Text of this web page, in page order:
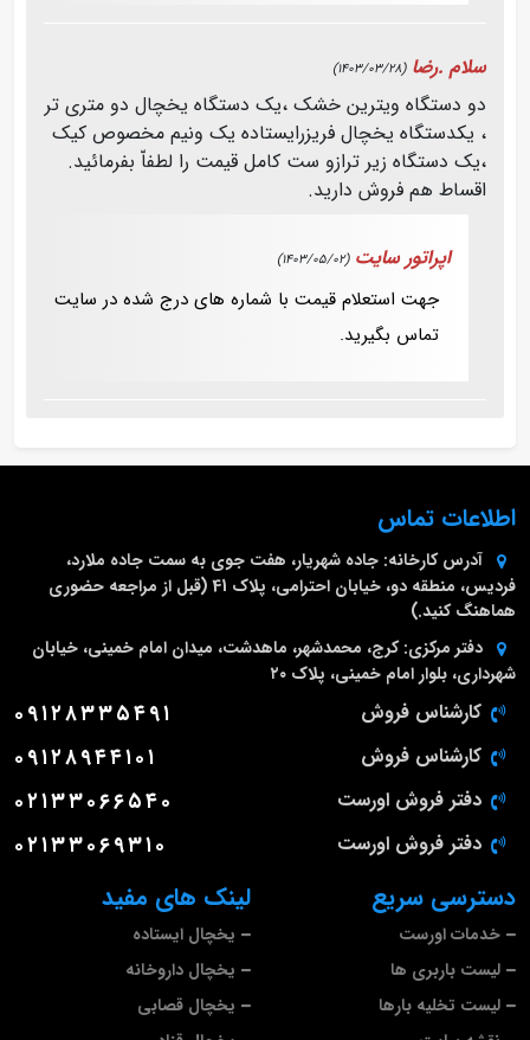
سلام .رضا (1403/03/28)
دو دستگاه ویترین خشک ،یک دستگاه یخچال دو متری تر
، یکدستگاه یخچال فریزرایستاده یک ونیم مخصوص کیک
،یک دستگاه زیر ترازو ست کامل قیمت را لطفاّ بفرمائید.
اقساط هم فروش دارید.
اپراتور سایت (1403/05/02)
جهت استعلام قیمت با شماره های درج شده در سایت
تماس بگیرید.
لینک های مفید
یخچال ایستاده
یخچال داروخانه
یخچال قصابی
دسترسی سریع
خدمات اورست
لیست باربری ها
لیست تخلیه بارها
اطلاعات تماس
آدرس کارخانه: جاده شهریار، هفت جوی به سمت جاده ملارد،
فردیس، منطقه دو، خیابان احترامی، پلاک 41 (قبل از مراجعه حضوری
هماهنگ کنید.)
دفتر مرکزی: کرج، محمدشهر، ماهدشت، میدان امام خمینی، خیابان
شهرداری، بلوار امام خمینی، پلاک ۲۰
کارشناس فروش ۰۹۱۲۸۳۳۵۴۹۱
کارشناس فروش ۰۹۱۲۸۹۴۴۱۰۱
دفتر فروش اورست ۰۲۱۳۳۰۶۶۵۴۰
دفتر فروش اورست ۰۲۱۳۳۰۶۹۳۱۰